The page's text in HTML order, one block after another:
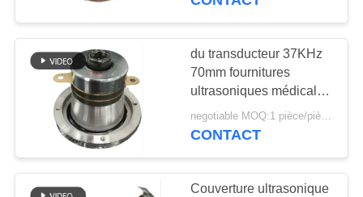
CONTRÔLE
DE
QUALITÉ
CONTACTEZ-
NOUS
transducteur de
nettoyage
ultrasonique
22
du transducteur 37KHz
70mm fournitures
ultrasoniques médicales
d'acier inoxydable du
diamètre/en aluminium
negotiable MOQ:1 pièce/pièces
CONTACT
Couverture ultrasonique